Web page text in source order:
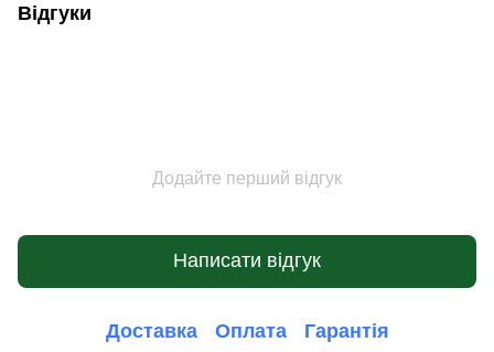
Відгуки
Додайте перший відгук
Написати відгук
Доставка Оплата Гарантія